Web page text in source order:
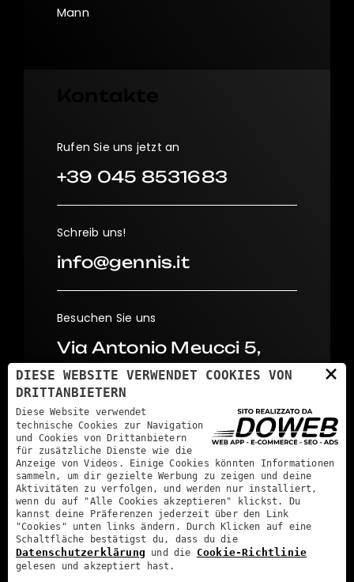
Mann
Rufen Sie uns jetzt an
+39 045 8531683
Schreib uns!
info@gennis.it
Besuchen Sie uns
Via Antonio Meucci 5,
37026
Settimo di Pescantina
(VR)
Qualitaglio s.r.l. - P.IVA: 02885740239 - REA: VR291650 -
Cap. Soc.: 500000 €
×
DIESE WEBSITE VERWENDET COOKIES VON
DRITTANBIETERN
Diese Website verwendet
technische Cookies zur Navigation
und Cookies von Drittanbietern
für zusätzliche Dienste wie die
Anzeige von Videos. Einige Cookies könnten Informationen
sammeln, um dir gezielte Werbung zu zeigen und deine
Aktivitäten zu verfolgen, und werden nur installiert,
wenn du auf "Alle Cookies akzeptieren" klickst. Du
kannst deine Präferenzen jederzeit über den Link
"Cookies" unten links ändern. Durch Klicken auf eine
Schaltfläche bestätigst du, dass du die
Datenschutzerklärung und die Cookie-Richtlinie
gelesen und akzeptiert hast.